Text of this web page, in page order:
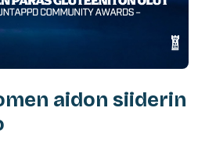
aidon siiderin